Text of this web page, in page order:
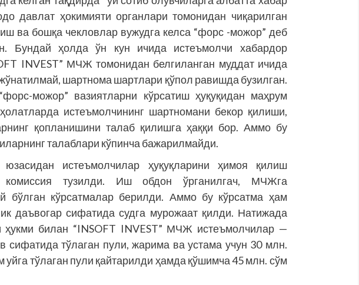
давлат ҳокимияти органлари томонидан чиқарилган
ва бошқа чекловлар вужудга келса “форс -можор” деб
Бундай ҳолда ўн кун ичида истеъмолчи хабардор
INVEST” МЧЖ томонидан белгиланган муддат ичида
шартнома шартлари қўпол равишда бузилган.
можор” вазиятларни кўрсатиш ҳуқуқидан маҳрум
истеъмолчининг шартномани бекор қилиши,
қопланишини талаб қилишга ҳаққи бор. Аммо бу
талаблари кўпинча бажарилмайди.
истеъмолчилар ҳуқуқларини ҳимоя қилиш
комиссия тузилди. Иш обдон ўрганилгач, МЧЖга
бўлган кўрсатмалар берилди. Аммо бу кўрсатма ҳам
даъвогар сифатида судга мурожаат қилди. Натижада
ҳукми билан “INSOFT INVEST” МЧЖ истеъмолчилар —
сифатида тўлаган пули, жарима ва устама учун 30 млн.
уйга тўлаган пули қайтарилди ҳамда қўшимча 45 млн. сўм